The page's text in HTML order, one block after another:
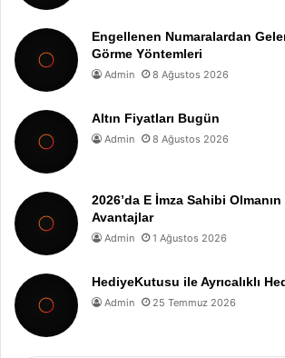
Engellenen Numaralardan
Görme Yöntemleri
Admin 8 Ağustos 2026
Altın Fiyatları Bugün
Admin 8 Ağustos 2026
2026’da E İmza Sahibi Olmanın
Avantajlar
Admin 1 Ağustos 2026
HediyeKutusu ile Ayrıcalıklı
Admin 25 Temmuz 2026